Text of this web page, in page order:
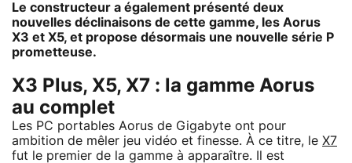
Le constructeur a également présenté deux
nouvelles déclinaisons de cette gamme, les Aorus
X3 et X5, et propose désormais une nouvelle série P
prometteuse.
X3 Plus, X5, X7 : la gamme Aorus
au complet
Les PC portables Aorus de Gigabyte ont pour
ambition de mêler jeu vidéo et finesse. À ce titre, le X7
fut le premier de la gamme à apparaître. Il est